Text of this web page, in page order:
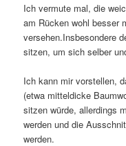
Ich vermute mal, die
am Rücken wohl besser
versehen.Insbesondere
sitzen, um sich selber
Ich kann mir vorstellen,
(etwa mitteldicke
sitzen würde, allerdings
werden und die
werden.